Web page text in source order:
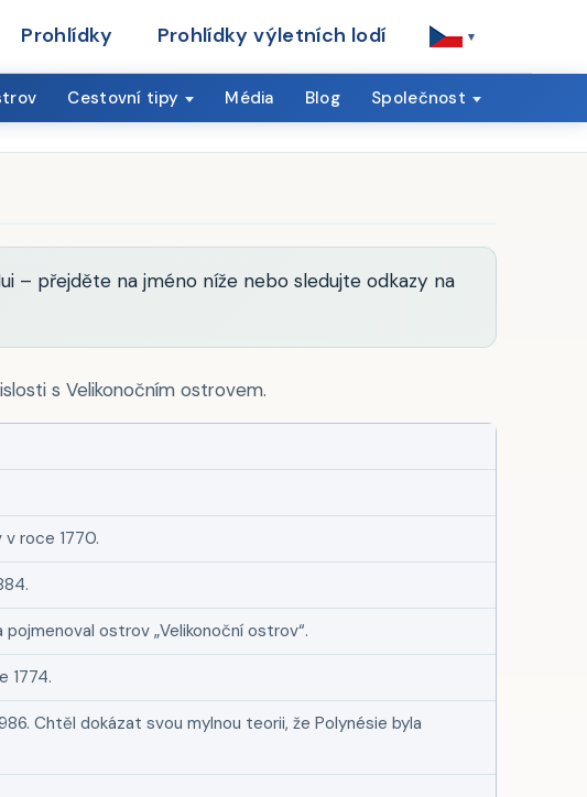
Prohlídky Prohlídky výletních lodí ▾
Cestovní tipy Média Blog Společnost
– přejděte na jméno níže nebo sledujte odkazy na
s Velikonočním ostrovem.
roce 1770.
ostrov „Velikonoční ostrov“.
1774.
Chtěl dokázat svou mylnou teorii, že Polynésie byla